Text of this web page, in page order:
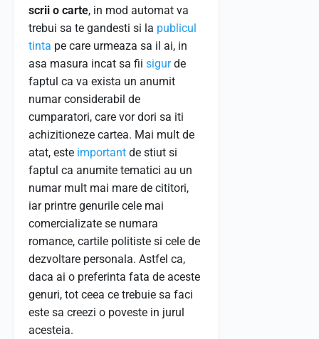
scrii o carte, in mod automat va
trebui sa te gandesti si la publicul
tinta pe care urmeaza sa il ai, in
asa masura incat sa fii sigurde
faptul ca va exista un anumit
numar considerabil de
cumparatori, care vor dori sa iti
achizitioneze cartea. Mai mult de
atat, este important de stiut si
faptul ca anumite tematici au un
numar mult mai mare de cititori,
iar printre genurile cele mai
comercializate se numara
romance, cartile politiste si cele de
dezvoltare personala. Astfel ca,
daca ai o preferinta fata de aceste
genuri, tot ceea ce trebuie sa faci
este sa creezi o poveste in jurul
acesteia.